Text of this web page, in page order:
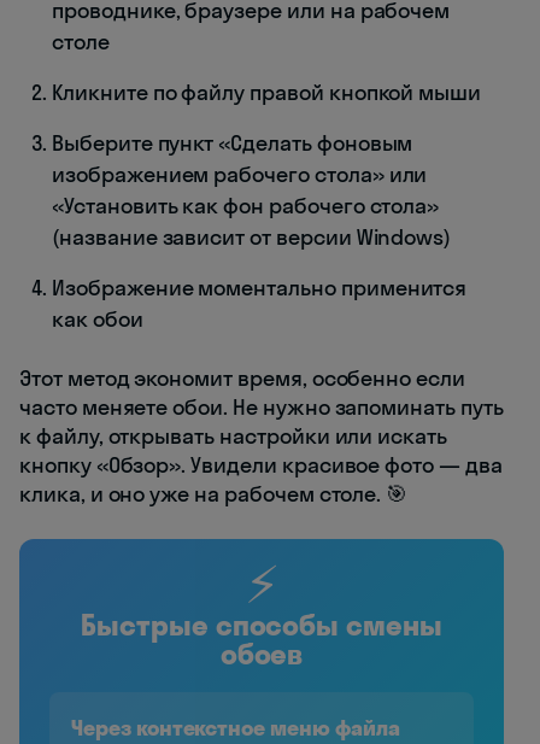
проводнике, браузере или на рабочем
столе
Кликните по файлу правой кнопкой мыши
Выберите пункт «Сделать фоновым
изображением рабочего стола» или
«Установить как фон рабочего стола»
(название зависит от версии Windows)
Изображение моментально применится
как обои
Этот метод экономит время, особенно если
часто меняете обои. Не нужно запоминать путь
к файлу, открывать настройки или искать
кнопку «Обзор». Увидели красивое фото — два
клика, и оно уже на рабочем столе. 🎯
⚡
Быстрые способы смены
обоев
Через контекстное меню файла